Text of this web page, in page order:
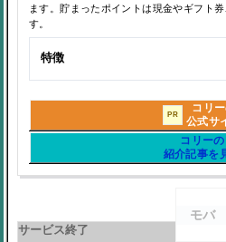
ます。貯まったポイントは現金やギフト
す。
特徴
PR
コリ
公式サ
コリーの
紹介記事を
モバ
サービス終了